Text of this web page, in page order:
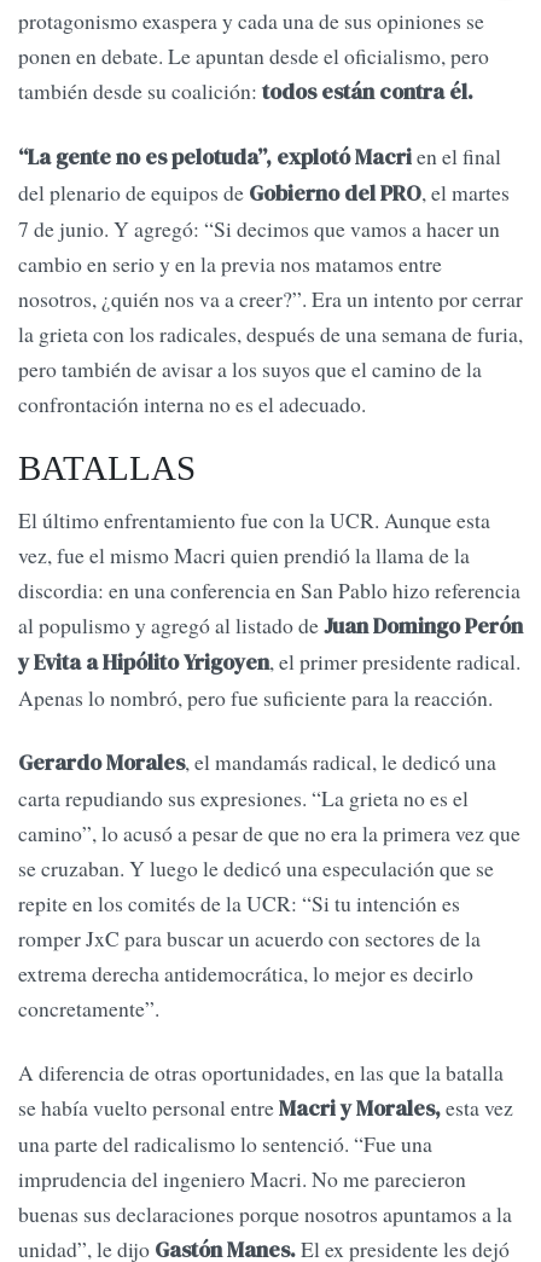
protagonismo exaspera y cada una de sus opiniones se
ponen en debate. Le apuntan desde el oficialismo, pero
también desde su coalición: todos están contra él.
“La gente no es pelotuda”, explotó Macrien el final
del plenario de equipos de Gobierno del PRO, el martes
7 de junio. Y agregó: “Si decimos que vamos a hacer un
cambio en serio y en la previa nos matamos entre
nosotros, ¿quién nos va a creer?”. Era un intento por cerrar
la grieta con los radicales, después de una semana de furia,
pero también de avisar a los suyos que el camino de la
confrontación interna no es el adecuado.
BATALLAS
El último enfrentamiento fue con la UCR. Aunque esta
vez, fue el mismo Macri quien prendió la llama de la
discordia: en una conferencia en San Pablo hizo referencia
al populismo y agregó al listado deJuan Domingo Perón
y Evita a Hipólito Yrigoyen, el primer presidente radical.
Apenas lo nombró, pero fue suficiente para la reacción.
Gerardo Morales, el mandamás radical, le dedicó una
carta repudiando sus expresiones. “La grieta no es el
camino”, lo acusó a pesar de que no era la primera vez que
se cruzaban. Y luego le dedicó una especulación que se
repite en los comités de la UCR: “Si tu intención es
romper JxC para buscar un acuerdo con sectores de la
extrema derecha antidemocrática, lo mejor es decirlo
concretamente”.
A diferencia de otras oportunidades, en las que la batalla
se había vuelto personal entreMacri y Morales,esta vez
una parte del radicalismo lo sentenció. “Fue una
imprudencia del ingeniero Macri. No me parecieron
buenas sus declaraciones porque nosotros apuntamos a la
unidad”, le dijo Gastón Manes.El ex presidente les dejó